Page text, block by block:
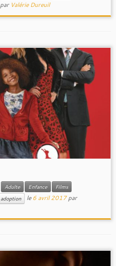
par Valérie Dureuil
Adulte Enfance
Films
adoption le6 avril 2017 par